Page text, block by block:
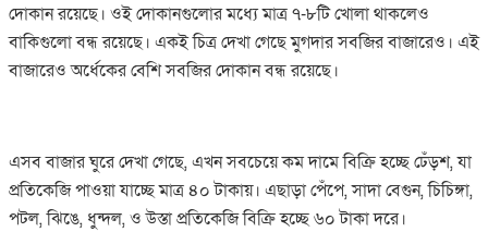
দোকান রয়েছে। ওই দোকানগুলোর মধ্যে মাত্র ৭-৮টি খোলা থাকলেও
বাকিগুলো বন্ধ রয়েছে। একই চিত্র দেখা গেছে মুগদার সবজির বাজারেও। এই
বাজারেও অর্ধেকের বেশি সবজির দোকান বন্ধ রয়েছে।
এসব বাজার ঘুরে দেখা গেছে, এখন সবচেয়ে কম দামে বিক্রি হচ্ছে ঢেঁড়শ, যা
প্রতিকেজি পাওয়া যাচ্ছে মাত্র ৪০ টাকায়। এছাড়া পেঁপে, সাদা বেগুন, চিচিঙ্গা,
পটল, ঝিঙে, ধুন্দল, ও উস্তা প্রতিকেজি বিক্রি হচ্ছে ৬০ টাকা দরে।